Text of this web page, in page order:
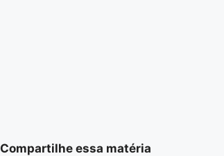
Compartilhe essa matéria